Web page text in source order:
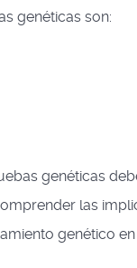
genéticas son:
genéticas
las
genético